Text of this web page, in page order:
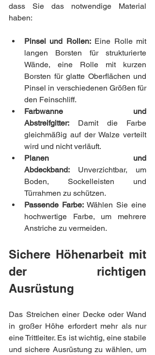
dass Sie das notwendige Material
haben:
Pinsel und Rollen: Eine Rolle mit
langen Borsten für strukturierte
Wände, eine Rolle mit kurzen
Borsten für glatte Oberflächen und
Pinsel in verschiedenen Größen für
den Feinschliff.
Farbwanne und
Abstreifgitter: Damit die Farbe
gleichmäßig auf der Walze verteilt
wird und nicht verläuft.
Planen und
Abdeckband: Unverzichtbar, um
Boden, Sockelleisten und
Türrahmen zu schützen.
Passende Farbe: Wählen Sie eine
hochwertige Farbe, um mehrere
Anstriche zu vermeiden.
Sichere Höhenarbeit mit
der richtigen
Ausrüstung
Das Streichen einer Decke oder Wand
in großer Höhe erfordert mehr als nur
eine Trittleiter. Es ist wichtig, eine stabile
und sichere Ausrüstung zu wählen, um